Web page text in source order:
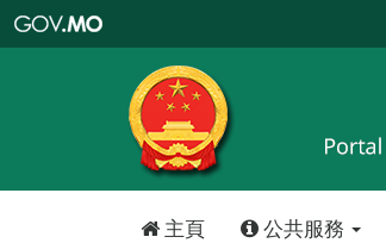
特
政
區
政
口
主頁 公共服務